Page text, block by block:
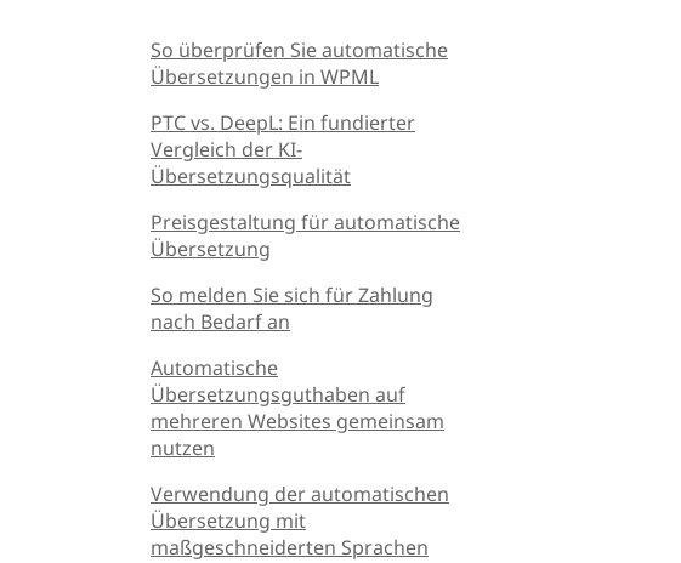
So überprüfen Sie automatische
Übersetzungen in WPML
PTC vs. DeepL: Ein fundierter
Vergleich der KI-
Übersetzungsqualität
Preisgestaltung für automatische
Übersetzung
So melden Sie sich für Zahlung
nach Bedarf an
Automatische
Übersetzungsguthaben auf
mehreren Websites gemeinsam
nutzen
Verwendung der automatischen
Übersetzung mit
maßgeschneiderten Sprachen